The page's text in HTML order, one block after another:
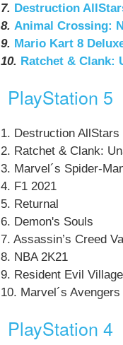
7. Destruction
8. Animal Crossing:
9. Mario Kart 8
10. Ratchet & Clank:
PlayStation 5
1. Destruction AllStars
2. Ratchet & Clank:
3. Marvel´s Spider-
4. F1 2021
5. Returnal
6. Demon's Souls
7. Assassin’s Creed
8. NBA 2K21
9. Resident Evil Village
10. Marvel´s Avengers
PlayStation 4